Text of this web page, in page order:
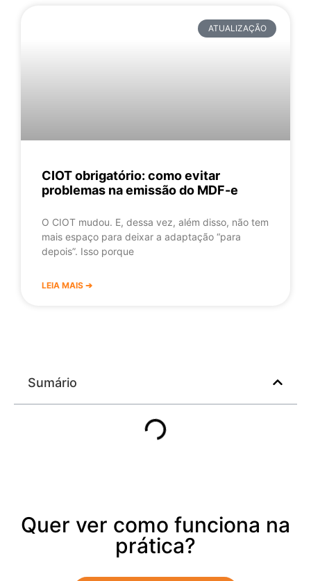
ATUALIZAÇÃO
CIOT obrigatório: como evitar
problemas na emissão do MDF-e
O CIOT mudou. E, dessa vez, além disso, não tem
mais espaço para deixar a adaptação “para
depois”. Isso porque
LEIA MAIS ➔
Sumário
Quer ver como funciona na
prática?